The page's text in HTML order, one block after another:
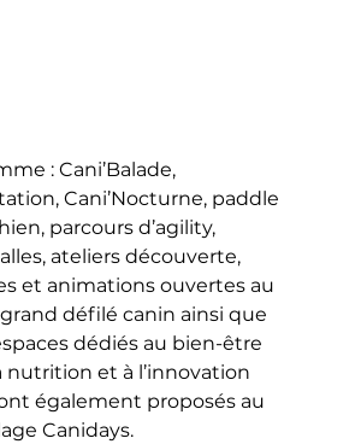
: Cani’Balade,
Cani’Nocturne, paddle
parcours d’agility,
ateliers découverte,
et animations ouvertes au
défilé canin ainsi que
dédiés au bien-être
nutrition et à l’innovation
également proposés au
Canidays.